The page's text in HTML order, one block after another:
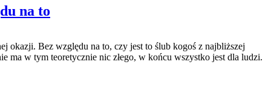
na to
okazji. Bez względu na to, czy jest to ślub kogoś z najbliższej
ma w tym teoretycznie nic złego, w końcu wszystko jest dla ludzi.